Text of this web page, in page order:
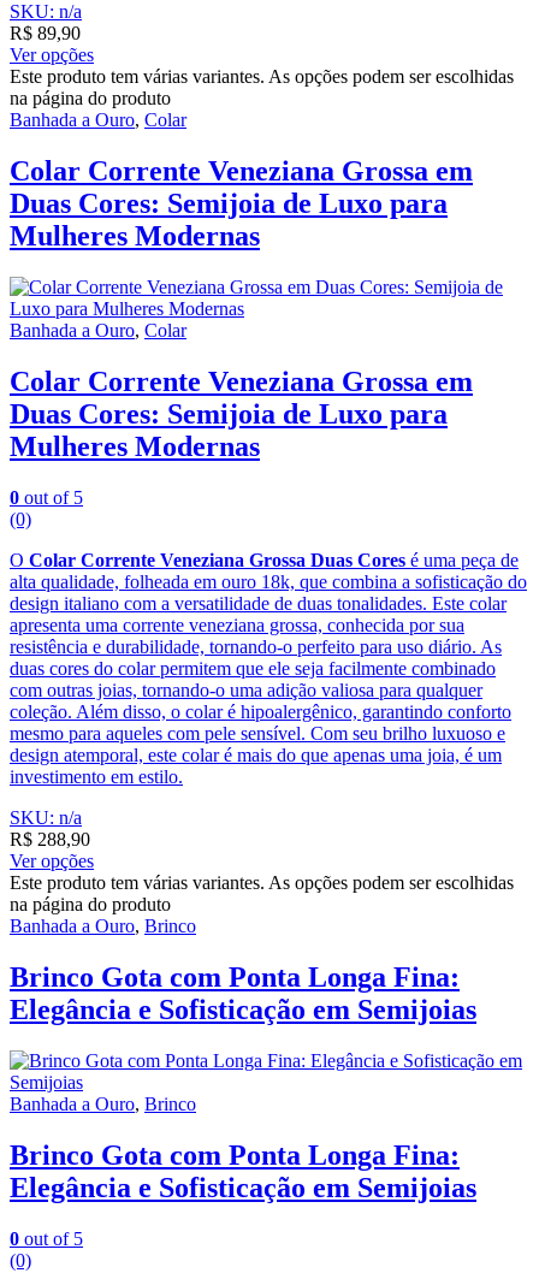
SKU: n/a
R$ 89,90
Ver opções
Este produto tem várias variantes. As opções podem ser escolhidas
na página do produto
Banhada a Ouro, Colar
Colar Corrente Veneziana Grossa em
Duas Cores: Semijoia de Luxo para
Mulheres Modernas
Banhada a Ouro, Colar
Colar Corrente Veneziana Grossa em
Duas Cores: Semijoia de Luxo para
Mulheres Modernas
0 out of 5
(0)
O Colar Corrente Veneziana Grossa Duas Cores é uma peça de
alta qualidade, folheada em ouro 18k, que combina a sofisticação do
design italiano com a versatilidade de duas tonalidades. Este colar
apresenta uma corrente veneziana grossa, conhecida por sua
resistência e durabilidade, tornando-o perfeito para uso diário. As
duas cores do colar permitem que ele seja facilmente combinado
com outras joias, tornando-o uma adição valiosa para qualquer
coleção. Além disso, o colar é hipoalergênico, garantindo conforto
mesmo para aqueles com pele sensível. Com seu brilho luxuoso e
design atemporal, este colar é mais do que apenas uma joia, é um
investimento em estilo.
SKU: n/a
R$ 288,90
Ver opções
Este produto tem várias variantes. As opções podem ser escolhidas
na página do produto
Banhada a Ouro, Brinco
Brinco Gota com Ponta Longa Fina:
Elegância e Sofisticação em Semijoias
Banhada a Ouro, Brinco
Brinco Gota com Ponta Longa Fina:
Elegância e Sofisticação em Semijoias
0 out of 5
(0)